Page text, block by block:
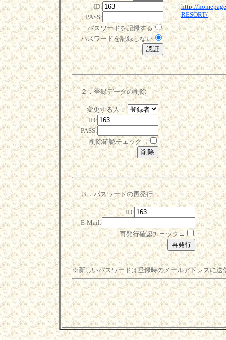
ID:
PASS:
パスワードを記録する
パスワードを記録しない
http://
RESORT/
２．登録データの削除
変更する人：
ID:
PASS:
削除確認チェック→
３．パスワードの再発行
ID:
E-Mail:
再発行確認チェック→
※新しいパスワードは登録時のメールアドレスに送